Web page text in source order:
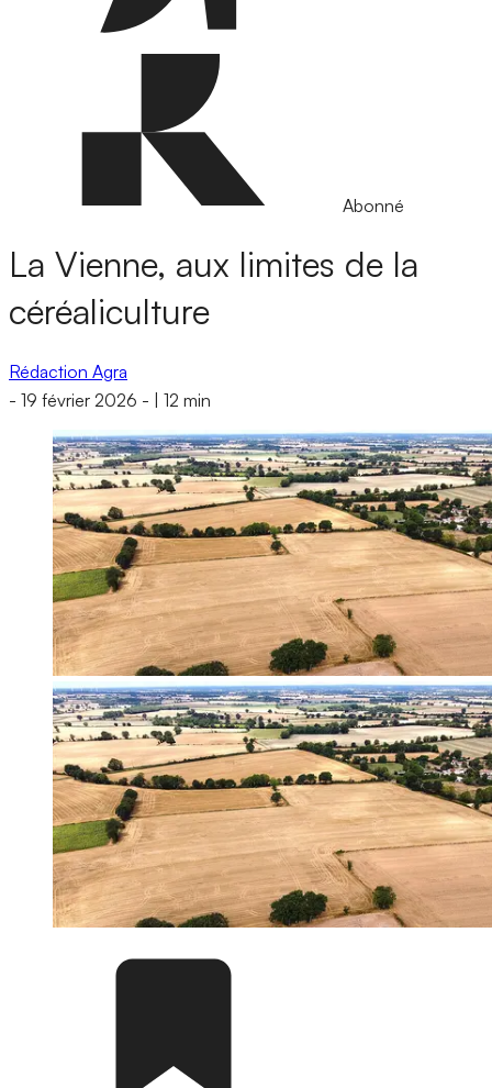
Abonné
La Vienne, aux limites de la
céréaliculture
Rédaction Agra
- 19 février 2026 - 12 min